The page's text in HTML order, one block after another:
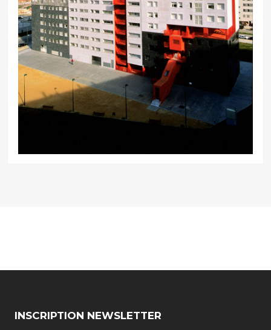
INSCRIPTION NEWSLETTER